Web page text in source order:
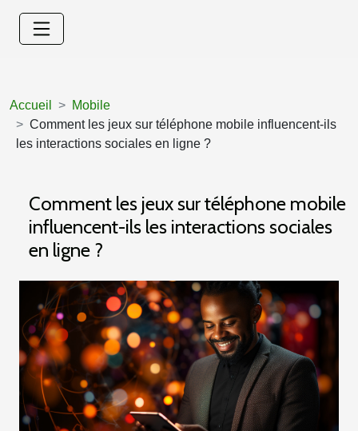
Accueil
Mobile
Comment les jeux sur téléphone mobile influencent-ils
les interactions sociales en ligne ?
Comment les jeux sur téléphone mobile
influencent-ils les interactions sociales
en ligne ?